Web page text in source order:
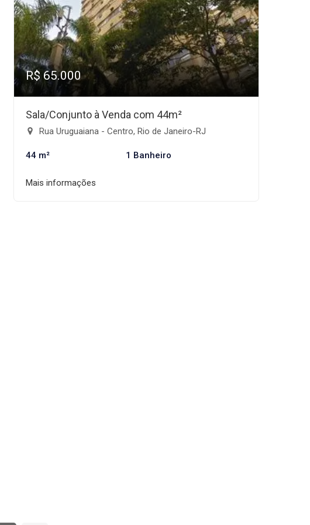
R$ 65.000
Sala/Conjunto à Venda com 44m²
Rua Uruguaiana - Centro, Rio de Janeiro-RJ
44 m² 1 Banheiro
Mais informações